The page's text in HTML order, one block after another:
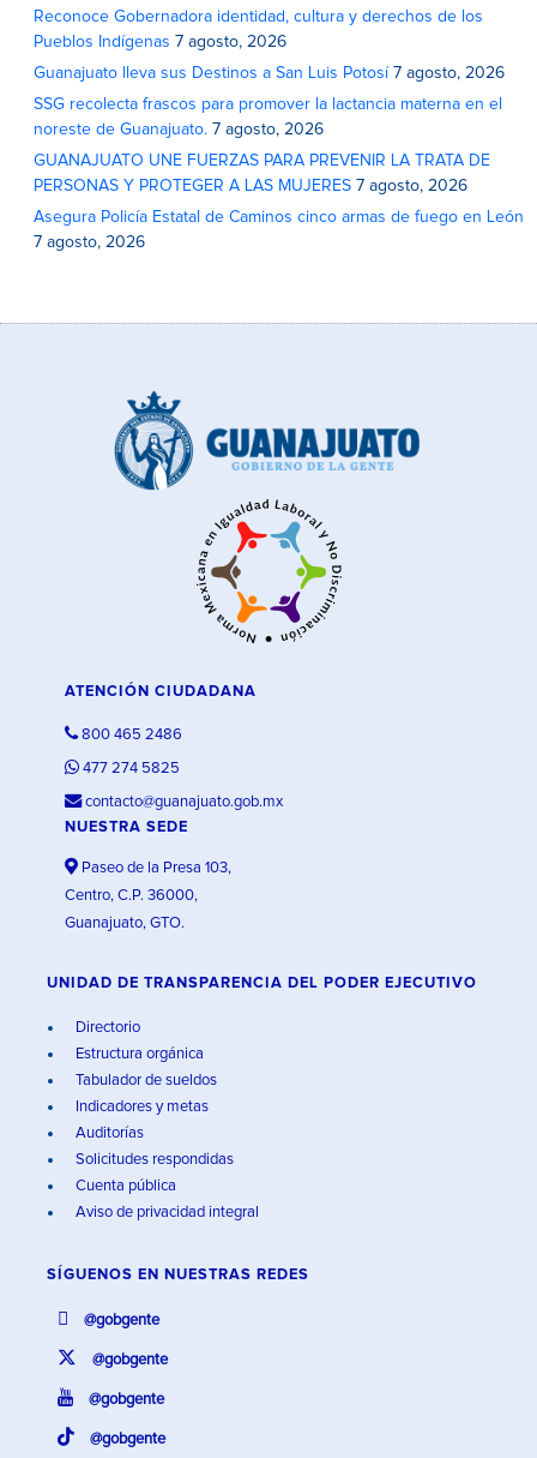
Reconoce Gobernadora identidad, cultura y derechos de los
Pueblos Indígenas 7 agosto, 2026
Guanajuato lleva sus Destinos a San Luis Potosí 7 agosto, 2026
SSG recolecta frascos para promover la lactancia materna en el
noreste de Guanajuato. 7 agosto, 2026
GUANAJUATO UNE FUERZAS PARA PREVENIR LA TRATA DE
PERSONAS Y PROTEGER A LAS MUJERES 7 agosto, 2026
Asegura Policía Estatal de Caminos cinco armas de fuego en León
7 agosto, 2026
ATENCIÓN CIUDADANA
800 465 2486
477 274 5825
contacto@guanajuato.gob.mx
NUESTRA SEDE
Paseo de la Presa 103,
Centro, C.P. 36000,
Guanajuato, GTO.
UNIDAD DE TRANSPARENCIA DEL PODER EJECUTIVO
Directorio
Estructura orgánica
Tabulador de sueldos
Indicadores y metas
Auditorías
Solicitudes respondidas
Cuenta pública
Aviso de privacidad integral
SÍGUENOS EN NUESTRAS REDES
@gobgente
@gobgente
@gobgente
@gobgente